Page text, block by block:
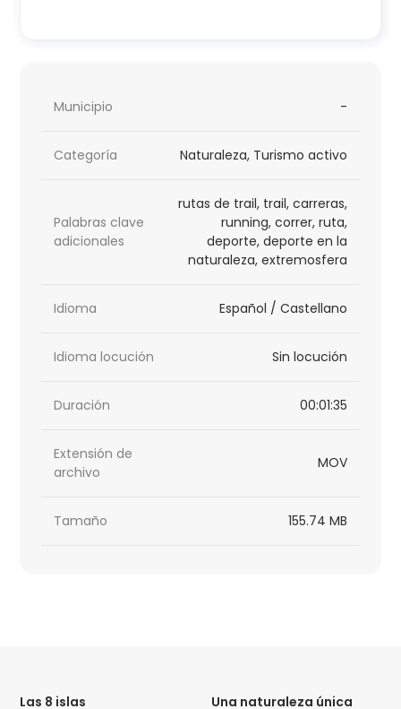
Municipio -
Categoría Naturaleza, Turismo activo
Palabras clave
adicionales
rutas de trail, trail, carreras,
running, correr, ruta,
deporte, deporte en la
naturaleza, extremosfera
Idioma Español / Castellano
Idioma locución Sin locución
Duración 00:01:35
Extensión de
archivo
MOV
Tamaño 155.74 MB
Las 8 islas
Una naturaleza única